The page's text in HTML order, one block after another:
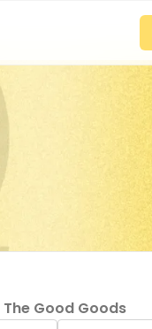
The Good Goods
Localisation